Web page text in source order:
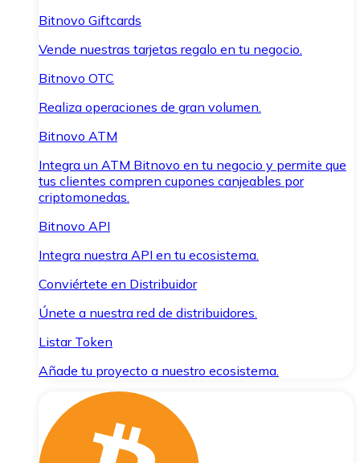
Bitnovo Giftcards
Vende nuestras tarjetas regalo en tu negocio.
Bitnovo OTC
Realiza operaciones de gran volumen.
Bitnovo ATM
Integra un ATM Bitnovo en tu negocio y permite que
tus clientes compren cupones canjeables por
criptomonedas.
Bitnovo API
Integra nuestra API en tu ecosistema.
Conviértete en Distribuidor
Únete a nuestra red de distribuidores.
Listar Token
Añade tu proyecto a nuestro ecosistema.